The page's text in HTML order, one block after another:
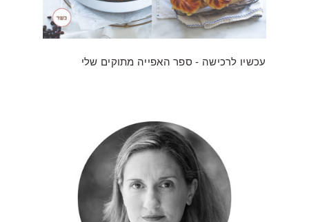
עכשיו לרכישה - ספר האפייה מתוקים שלי